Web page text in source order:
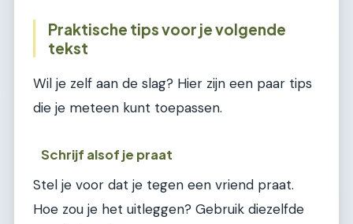
Praktische tips voor je volgende
tekst
Wil je zelf aan de slag? Hier zijn een paar tips
die je meteen kunt toepassen.
Schrijf alsof je praat
Stel je voor dat je tegen een vriend praat.
Hoe zou je het uitleggen? Gebruik diezelfde